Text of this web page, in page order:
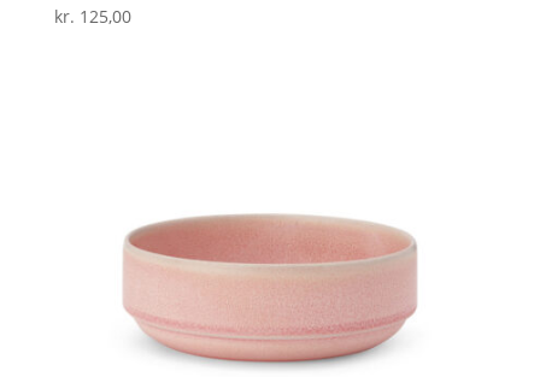
kr. 125,00